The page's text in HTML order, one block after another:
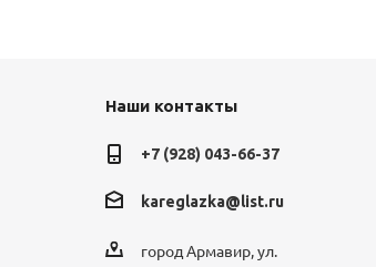
Наши контакты
+7 (928) 043-66-37
kareglazka@list.ru
город Армавир, ул.